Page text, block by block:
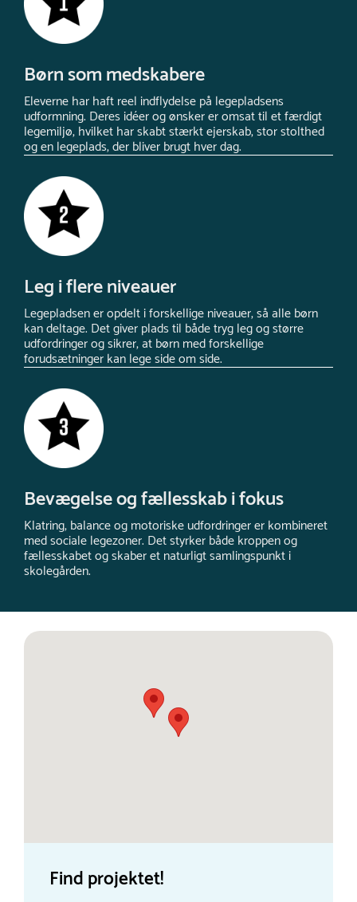
Børn som medskabere
Eleverne har haft reel indflydelse på legepladsens
udformning. Deres idéer og ønsker er omsat til et færdigt
legemiljø, hvilket har skabt stærkt ejerskab, stor stolthed
og en legeplads, der bliver brugt hver dag.
Leg i flere niveauer
Legepladsen er opdelt i forskellige niveauer, så alle børn
kan deltage. Det giver plads til både tryg leg og større
udfordringer og sikrer, at børn med forskellige
forudsætninger kan lege side om side.
Bevægelse og fællesskab i fokus
Klatring, balance og motoriske udfordringer er kombineret
med sociale legezoner. Det styrker både kroppen og
fællesskabet og skaber et naturligt samlingspunkt i
skolegården.
Find projektet!